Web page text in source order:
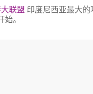
联盟 印度尼西亚最大
。